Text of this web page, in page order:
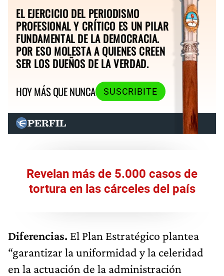
EL EJERCICIO DEL PERIODISMO
PROFESIONAL Y CRÍTICO ES UN PILAR
FUNDAMENTAL DE LA DEMOCRACIA.
POR ESO MOLESTA A QUIENES CREEN
SER LOS DUEÑOS DE LA VERDAD.
HOY MÁS QUE NUNCA
SUSCRIBITE
Revelan más de 5.000 casos de
tortura en las cárceles del país
Diferencias. El Plan Estratégico plantea
“garantizar la uniformidad y la celeridad
en la actuación de la administración